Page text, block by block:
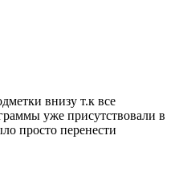
внизу т.к все
уже присутствовали в
просто перенести